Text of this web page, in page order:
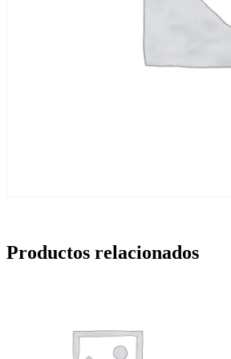
Productos relacionados